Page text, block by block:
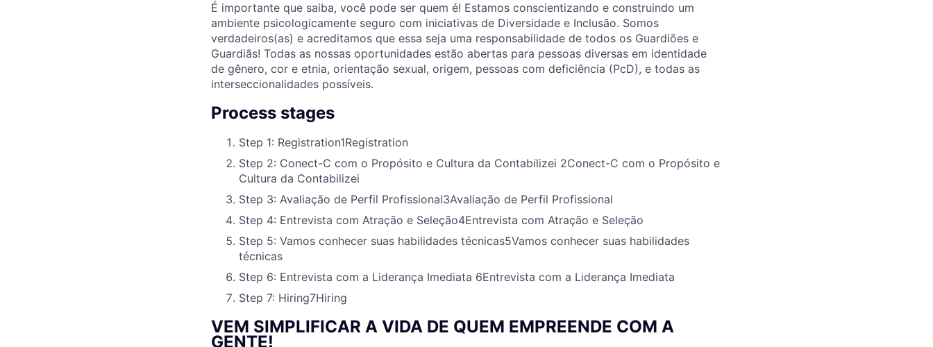
É importante que saiba, você pode ser quem é! Estamos conscientizando e construindo um
ambiente psicologicamente seguro com iniciativas de Diversidade e Inclusão. Somos
verdadeiros(as) e acreditamos que essa seja uma responsabilidade de todos os Guardiões e
Guardiãs! Todas as nossas oportunidades estão abertas para pessoas diversas em identidade
de gênero, cor e etnia, orientação sexual, origem, pessoas com deficiência (PcD), e todas as
interseccionalidades possíveis.
Process stages
Step 1: Registration1Registration
Step 2: Conect-C com o Propósito e Cultura da Contabilizei 2Conect-C com o Propósito e
Cultura da Contabilizei
Step 3: Avaliação de Perfil Profissional3Avaliação de Perfil Profissional
Step 4: Entrevista com Atração e Seleção4Entrevista com Atração e Seleção
Step 5: Vamos conhecer suas habilidades técnicas5Vamos conhecer suas habilidades
técnicas
Step 6: Entrevista com a Liderança Imediata 6Entrevista com a Liderança Imediata
Step 7: Hiring7Hiring
VEM SIMPLIFICAR A VIDA DE QUEM EMPREENDE COM A
GENTE!